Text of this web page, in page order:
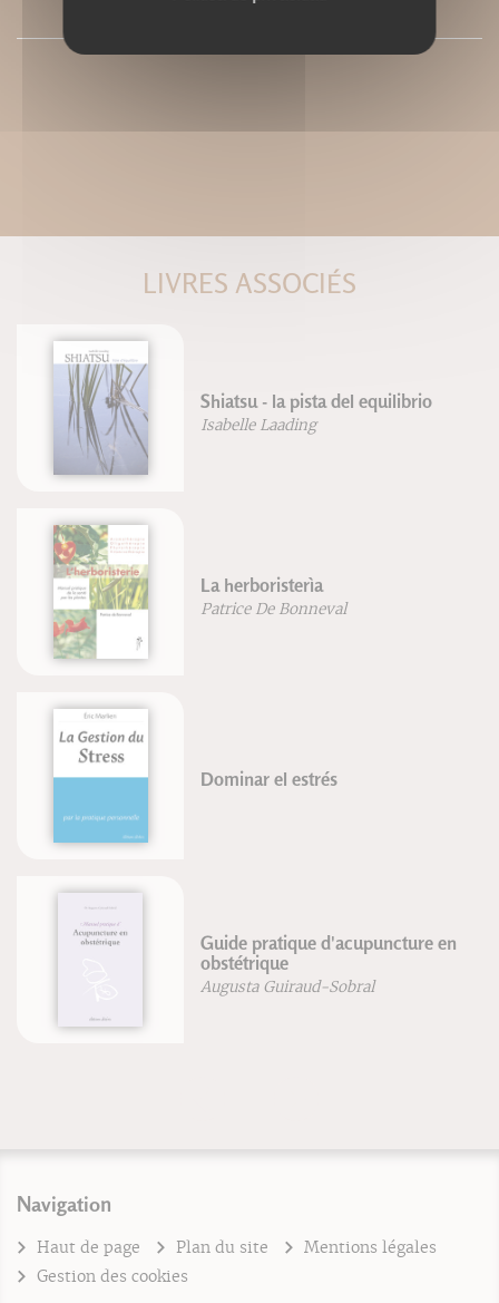
LIVRES ASSOCIÉS
Shiatsu - la pista del equilibrio
Isabelle Laading
La herboristerìa
Patrice De Bonneval
Dominar el estrés
Guide pratique d'acupuncture en
obstétrique
Augusta Guiraud-Sobral
Navigation
Haut de page Plan du site
Mentions légales
Gestion des cookies